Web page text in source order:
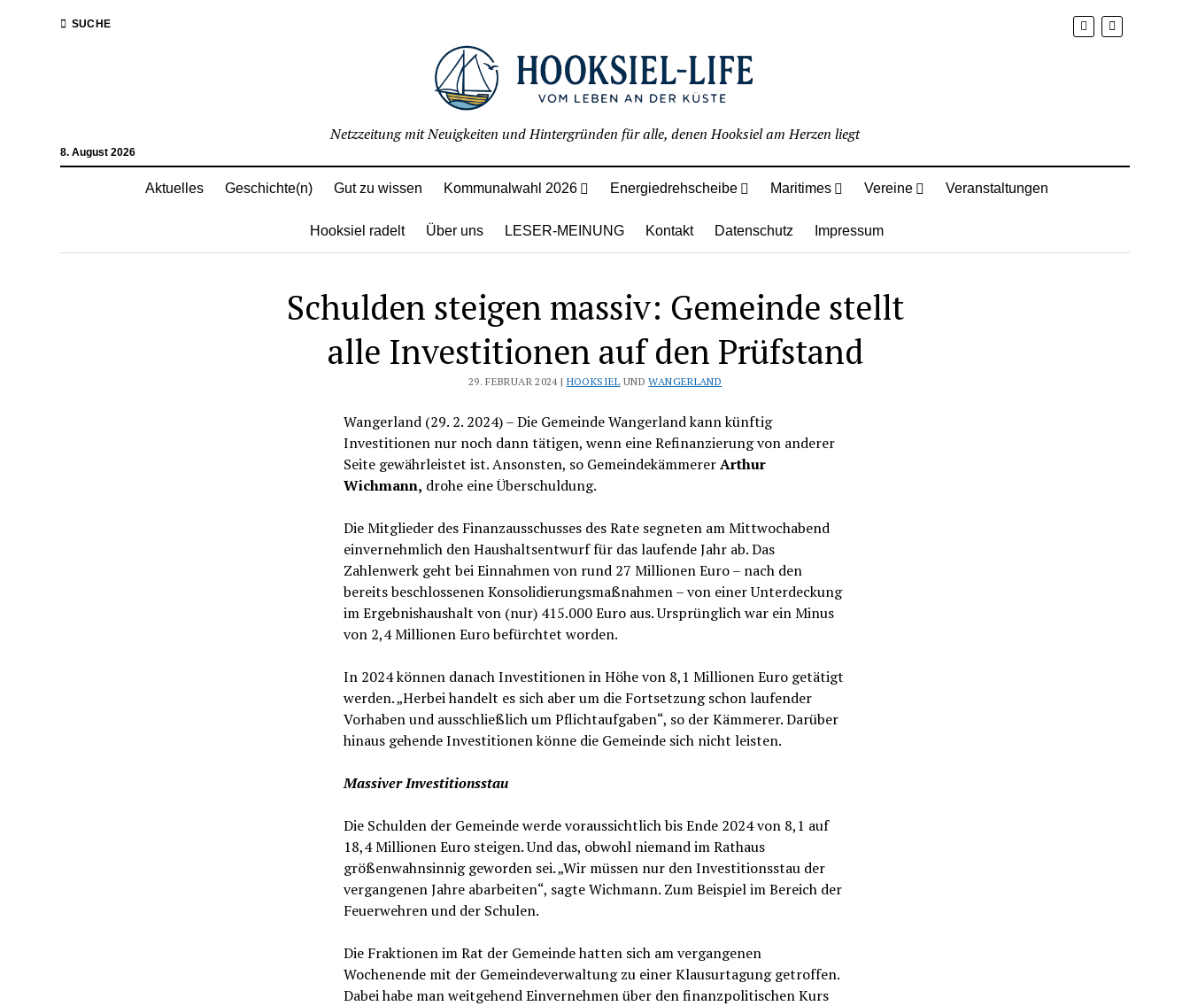
SUCHE
8. August 2026
Netzzeitung mit Neuigkeiten und Hintergründen für alle, denen Hooksiel am Herzen liegt
Aktuelles Geschichte(n) Gut zu wissen Kommunalwahl 2026 Energiedrehscheibe Maritimes Vereine Veranstaltungen
Hooksiel radelt Über uns LESER-MEINUNG Kontakt Datenschutz Impressum
Schulden steigen massiv: Gemeinde stellt
alle Investitionen auf den Prüfstand
29. FEBRUAR 2024 | HOOKSIEL UNDWANGERLAND
Wangerland (29. 2. 2024) – Die Gemeinde Wangerland kann künftig
Investitionen nur noch dann tätigen, wenn eine Refinanzierung von anderer
Seite gewährleistet ist. Ansonsten, so GemeindekämmererArthur
Wichmann, drohe eine Überschuldung.
Die Mitglieder des Finanzausschusses des Rate segneten am Mittwochabend
einvernehmlich den Haushaltsentwurf für das laufende Jahr ab. Das
Zahlenwerk geht bei Einnahmen von rund 27 Millionen Euro – nach den
bereits beschlossenen Konsolidierungsmaßnahmen – von einer Unterdeckung
im Ergebnishaushalt von (nur) 415.000 Euro aus. Ursprünglich war ein Minus
von 2,4 Millionen Euro befürchtet worden.
In 2024 können danach Investitionen in Höhe von 8,1 Millionen Euro getätigt
werden. „Herbei handelt es sich aber um die Fortsetzung schon laufender
Vorhaben und ausschließlich um Pflichtaufgaben“, so der Kämmerer. Darüber
hinaus gehende Investitionen könne die Gemeinde sich nicht leisten.
Massiver Investitionsstau
Die Schulden der Gemeinde werde voraussichtlich bis Ende 2024 von 8,1 auf
18,4 Millionen Euro steigen. Und das, obwohl niemand im Rathaus
größenwahnsinnig geworden sei. „Wir müssen nur den Investitionsstau der
vergangenen Jahre abarbeiten“, sagte Wichmann. Zum Beispiel im Bereich der
Feuerwehren und der Schulen.
Die Fraktionen im Rat der Gemeinde hatten sich am vergangenen
Wochenende mit der Gemeindeverwaltung zu einer Klausurtagung getroffen.
Dabei habe man weitgehend Einvernehmen über den finanzpolitischen Kurs